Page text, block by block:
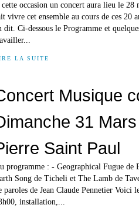
occasion un concert aura lieu le
vivre cet ensemble au cours de ces 20
dit. Ci-dessous le Programme et
LA SUITE
Musique
31
Saint Paul
programme : - Geographical Fugue
Song de Ticheli et The Lamb de
paroles de Jean Claude Pennetier
installation,...